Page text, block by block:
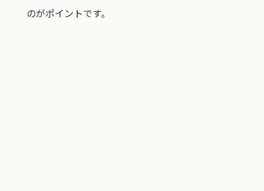
のがポイントです。